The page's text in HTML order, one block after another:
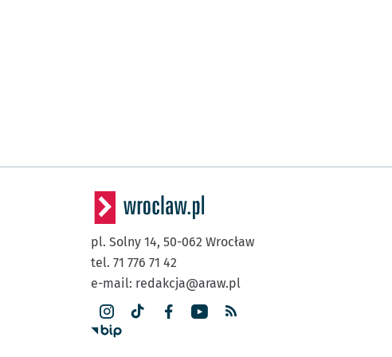
pl. Solny 14, 50-062 Wrocław
tel. 71 776 71 42
e-mail: redakcja@araw.pl